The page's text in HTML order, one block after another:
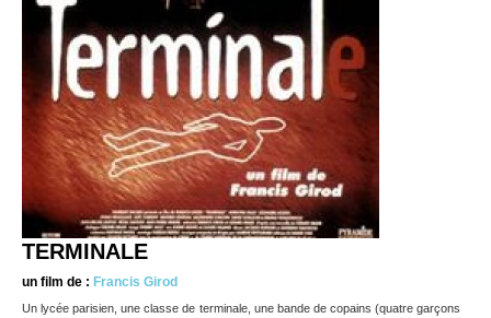
TERMINALE
un film de : Francis Girod
Un lycée parisien, une classe de terminale, une bande de copains (quatre garçons